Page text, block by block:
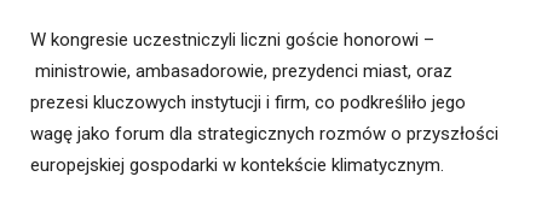
W kongresie uczestniczyli liczni goście honorowi –
ministrowie, ambasadorowie, prezydenci miast, oraz
prezesi kluczowych instytucji i firm, co podkreśliło jego
wagę jako forum dla strategicznych rozmów o przyszłości
europejskiej gospodarki w kontekście klimatycznym.